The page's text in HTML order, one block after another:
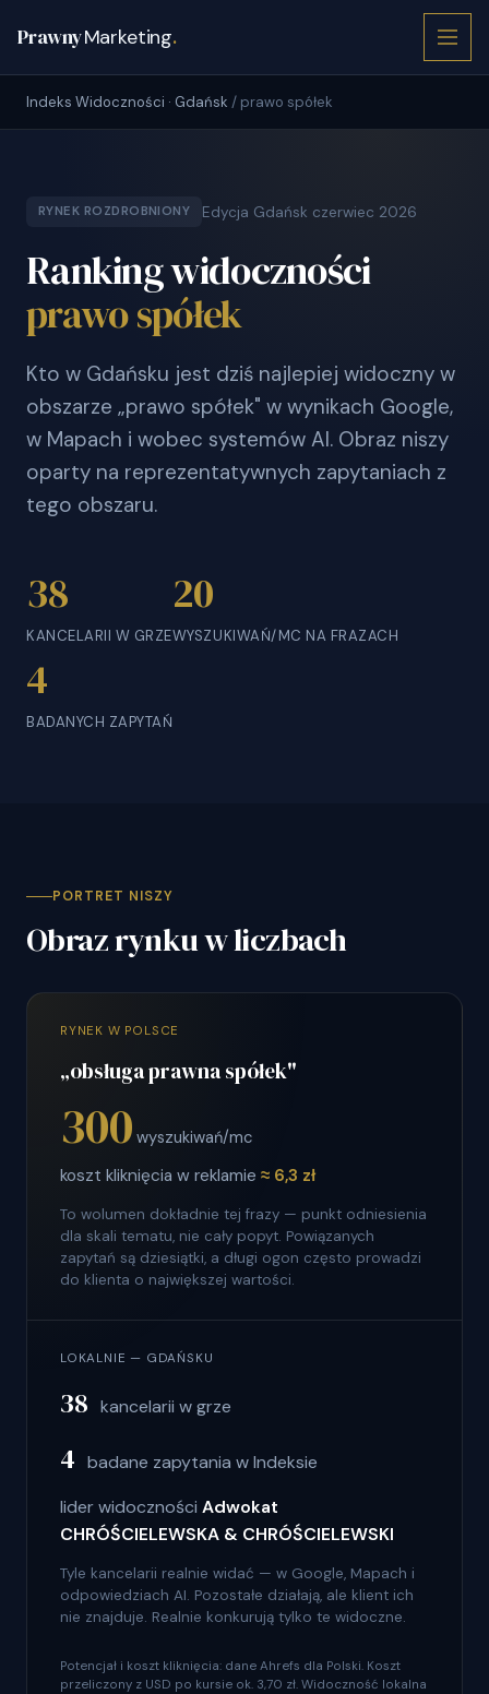
PrawnyMarketing.
Indeks Widoczności · Gdańsk / prawo spółek
RYNEK ROZDROBNIONY Edycja Gdańsk czerwiec 2026
Ranking widoczności
prawo spółek
Kto w Gdańsku jest dziś najlepiej widoczny w
obszarze „prawo spółek" w wynikach Google,
w Mapach i wobec systemów AI. Obraz niszy
oparty na reprezentatywnych zapytaniach z
tego obszaru.
38
KANCELARII W GRZE
20
WYSZUKIWAŃ/MC NA FRAZACH
4
BADANYCH ZAPYTAŃ
PORTRET NISZY
Obraz rynku w liczbach
RYNEK W POLSCE
„obsługa prawna spółek"
300 wyszukiwań/mc
koszt kliknięcia w reklamie ≈ 6,3 zł
To wolumen dokładnie tej frazy — punkt odniesienia
dla skali tematu, nie cały popyt. Powiązanych
zapytań są dziesiątki, a długi ogon często prowadzi
do klienta o największej wartości.
LOKALNIE — GDAŃSKU
38 kancelarii w grze
4 badane zapytania w Indeksie
lider widoczności Adwokat
CHRÓŚCIELEWSKA & CHRÓŚCIELEWSKI
Tyle kancelarii realnie widać — w Google, Mapach i
odpowiedziach AI. Pozostałe działają, ale klient ich
nie znajduje. Realnie konkurują tylko te widoczne.
Potencjał i koszt kliknięcia: dane Ahrefs dla Polski. Koszt
przeliczony z USD po kursie ok. 3,70 zł. Widoczność lokalna